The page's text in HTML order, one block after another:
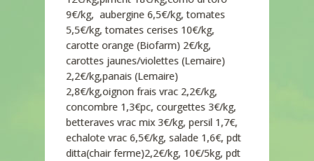
9€/kg, aubergine 6,5€/kg, tomates
5,5€/kg, tomates cerises 10€/kg,
carotte orange (Biofarm) 2€/kg,
carottes jaunes/violettes (Lemaire)
2,2€/kg,panais (Lemaire)
2,8€/kg,oignon frais vrac 2,2€/kg,
concombre 1,3€pc, courgettes 3€/kg,
betteraves vrac mix 3€/kg, persil 1,7€,
echalote vrac 6,5€/kg, salade 1,6€, pdt
ditta(chair ferme)2,2€/kg, 10€/5kg, pdt